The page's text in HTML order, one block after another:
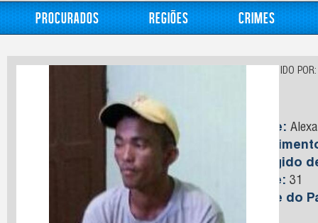
Procurados Regiões Crimes
CONHECIDO POR:
Nome:
Foragido
Idade: 31
Nome do